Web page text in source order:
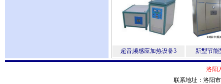
超音频感应加热设备3 新型节能
洛阳
联系地址：洛阳